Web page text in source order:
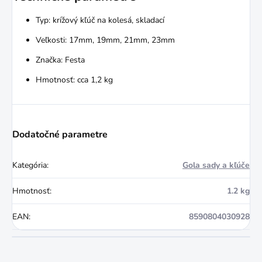
Typ: krížový kľúč na kolesá, skladací
Veľkosti: 17mm, 19mm, 21mm, 23mm
Značka: Festa
Hmotnosť: cca 1,2 kg
Dodatočné parametre
Kategória: Gola sady a kľúče
Hmotnosť: 1.2 kg
EAN: 8590804030928